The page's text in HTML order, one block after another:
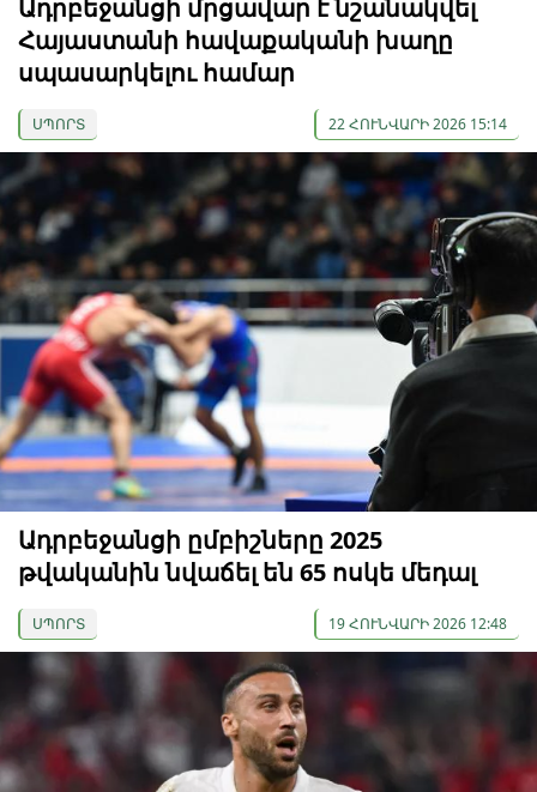
Ադրբեջանցի մրցավար է նշանակվել
Հայաստանի հավաքականի խաղը
սպասարկելու համար
ՍՊՈՐՏ 22 ՀՈՒՆՎԱՐԻ 2026 15:14
Ադրբեջանցի ըմբիշները 2025
թվականին նվաճել են 65 ոսկե մեդալ
ՍՊՈՐՏ 19 ՀՈՒՆՎԱՐԻ 2026 12:48